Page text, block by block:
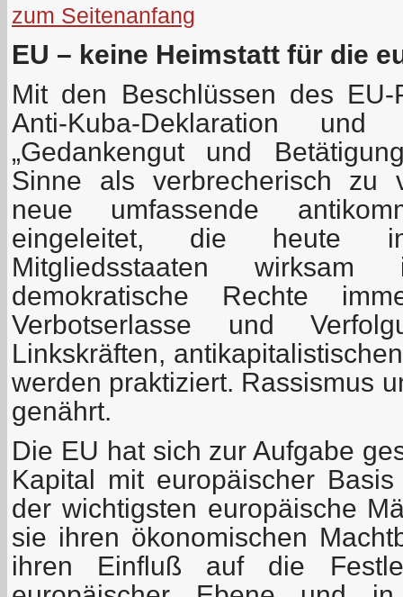
zum Seitenanfang
EU – keine Heimstatt für die
Mit den Beschlüssen des EU-
Anti-Kuba-Deklaration
„Gedankengut und
Sinne als verbrecherisch zu
neue umfassende
eingeleitet, die heute
Mitgliedsstaaten
demokratische Rechte
Verbotserlasse und
Linkskräften,
werden praktiziert. Rassismus
genährt.
Die EU hat sich zur Aufgabe
Kapital mit europäischer
der wichtigsten europäische
sie ihren ökonomischen
ihren Einfluß auf die